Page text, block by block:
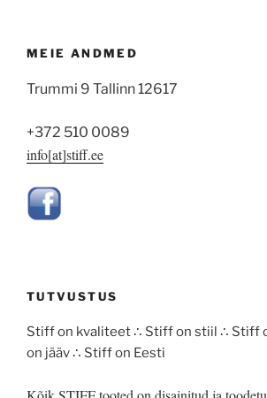
MEIE ANDMED
Trummi 9 Tallinn 12617
+372 510 0089
info[at]stiff.ee
TUTVUSTUS
Stiff on kvaliteet ∴ Stiff on stiil ∴ Stiff
on jääv ∴ Stiff on Eesti